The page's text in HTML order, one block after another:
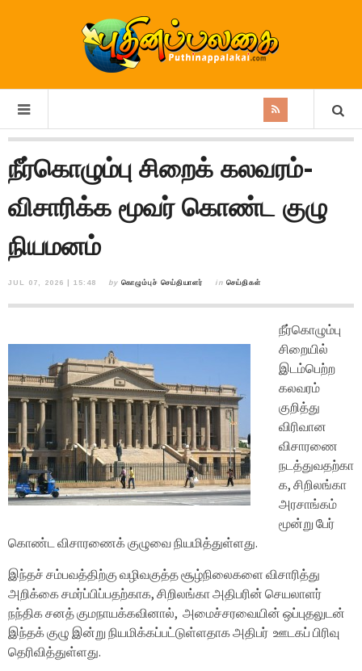
நீர்கொழும்பு சிறைக் கலவரம்-
விசாரிக்க மூவர் கொண்ட குழு
நியமனம்
JUL 07, 2026 | 15:48 by கொழும்புச் செய்தியாளர் in செய்திகள்
நீர்கொழும்பு
சிறையில்
இடம்பெற்ற
கலவரம்
குறித்து
விரிவான
விசாரணை
நடத்துவதற்கா
க, சிறிலங்கா
அரசாங்கம்
மூன்று பேர்
கொண்ட விசாரணைக் குழுவை நியமித்துள்ளது.
இந்தச் சம்பவத்திற்கு வழிவகுத்த சூழ்நிலைகளை விசாரித்து
அறிக்கை சமர்ப்பிப்பதற்காக, சிறிலங்கா அதிபரின் செயலாளர்
நந்திக சனத் குமநாயக்கவினால், அமைச்சரவையின் ஒப்புதலுடன்
இந்தக் குழு இன்று நியமிக்கப்பட்டுள்ளதாக அதிபர் ஊடகப் பிரிவு
தெரிவித்துள்ளது.